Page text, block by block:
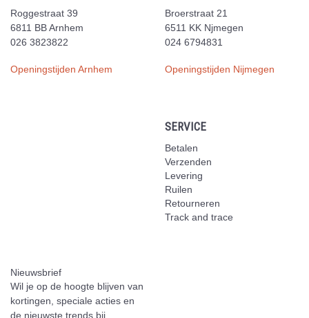
Roggestraat 39
6811 BB Arnhem
026 3823822
Openingstijden Arnhem
Broerstraat 21
6511 KK Njmegen
024 6794831
Openingstijden Nijmegen
SERVICE
Betalen
Verzenden
Levering
Ruilen
Retourneren
Track and trace
Nieuwsbrief
Wil je op de hoogte blijven van
kortingen, speciale acties en
de nieuwste trends bij